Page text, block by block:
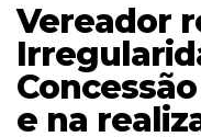
Vereador
e na